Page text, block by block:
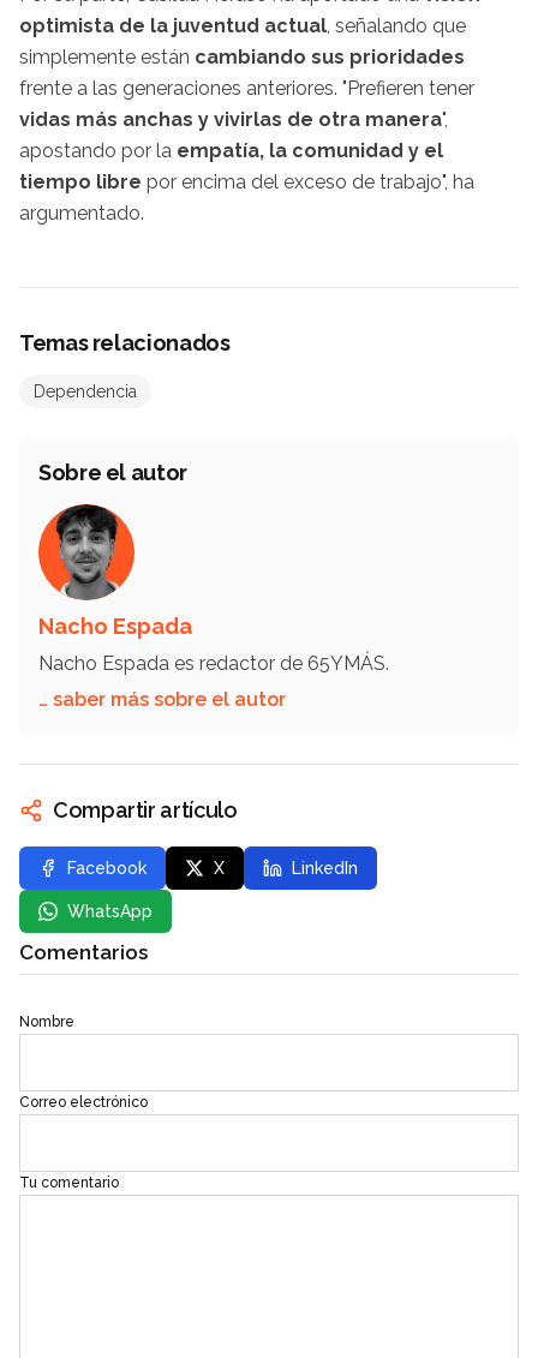
optimista de la juventud actual, señalando que
simplemente están cambiando sus prioridades
frente a las generaciones anteriores. "Prefieren tener
vidas más anchas y vivirlas de otra manera",
apostando por la empatía, la comunidad y el
tiempo libre por encima del exceso de trabajo", ha
argumentado.
Temas relacionados
Dependencia
Sobre el autor
Nacho Espada
Nacho Espada es redactor de 65YMÁS.
… saber más sobre el autor
Compartir artículo
Facebook X LinkedIn
WhatsApp
Comentarios
Nombre
Correo electrónico
Tu comentario